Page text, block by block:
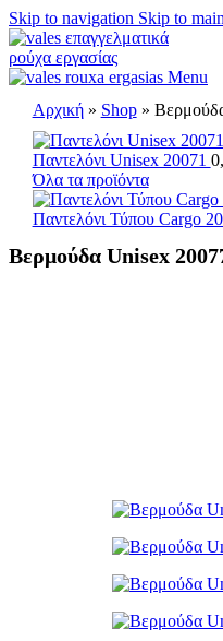
Skip to navigation Skip to
Menu
Αρχική» Shop»
Παντελόνι Unisex 20071
Όλα τα προϊόντα
Παντελόνι Τύπου Cargo
Βερμούδα Unisex